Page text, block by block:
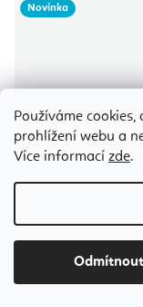
Používáme
prohlížení webu a
Více informací zde.
Odmítnout
Novinka